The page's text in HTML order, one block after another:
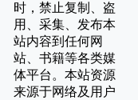
时，禁止复制、盗
用、采集、发布本
站内容到任何网
站、书籍等各类媒
体平台。本站资源
来源于网络及用户